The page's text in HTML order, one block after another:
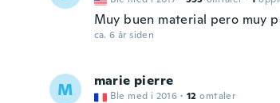
Muy buen material pero muy
ca. 6 år siden
M marie pierre
Ble med i 2016 · 12 omtaler